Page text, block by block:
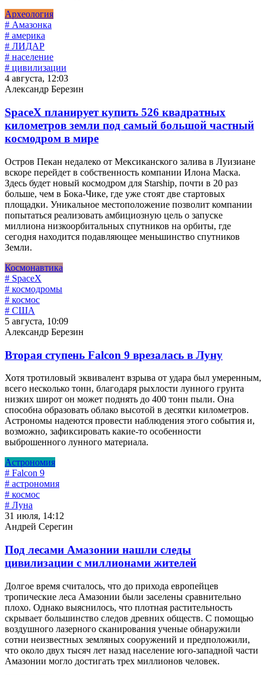
Археология
# Амазонка
# америка
# ЛИДАР
# население
# цивилизации
4 августа, 12:03
Александр Березин
SpaceX планирует купить 526 квадратных
километров земли под самый большой частный
космодром в мире
Остров Пекан недалеко от Мексиканского залива в Луизиане
вскоре перейдет в собственность компании Илона Маска.
Здесь будет новый космодром для Starship, почти в 20 раз
больше, чем в Бока-Чике, где уже стоят две стартовых
площадки. Уникальное местоположение позволит компании
попытаться реализовать амбициозную цель о запуске
миллиона низкоорбитальных спутников на орбиты, где
сегодня находится подавляющее меньшинство спутников
Земли.
Космонавтика
# SpaceX
# космодромы
# космос
# США
5 августа, 10:09
Александр Березин
Вторая ступень Falcon 9 врезалась в Луну
Хотя тротиловый эквивалент взрыва от удара был умеренным,
всего несколько тонн, благодаря рыхлости лунного грунта
низких широт он может поднять до 400 тонн пыли. Она
способна образовать облако высотой в десятки километров.
Астрономы надеются провести наблюдения этого события и,
возможно, зафиксировать какие-то особенности
выброшенного лунного материала.
Астрономия
# Falcon 9
# астрономия
# космос
# Луна
31 июля, 14:12
Андрей Серегин
Под лесами Амазонии нашли следы
цивилизации с миллионами жителей
Долгое время считалось, что до прихода европейцев
тропические леса Амазонии были заселены сравнительно
плохо. Однако выяснилось, что плотная растительность
скрывает большинство следов древних обществ. С помощью
воздушного лазерного сканирования ученые обнаружили
сотни неизвестных земляных сооружений и предположили,
что около двух тысяч лет назад население юго-западной части
Амазонии могло достигать трех миллионов человек.